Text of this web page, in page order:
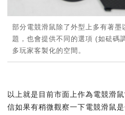
部分電競滑鼠除了外型上多有著墨
題，也會提供不同的選項 (如砝碼
多玩家客製化的空間。
以上就是目前市面上作為電競滑
信如果有稍微觀察一下電競滑鼠